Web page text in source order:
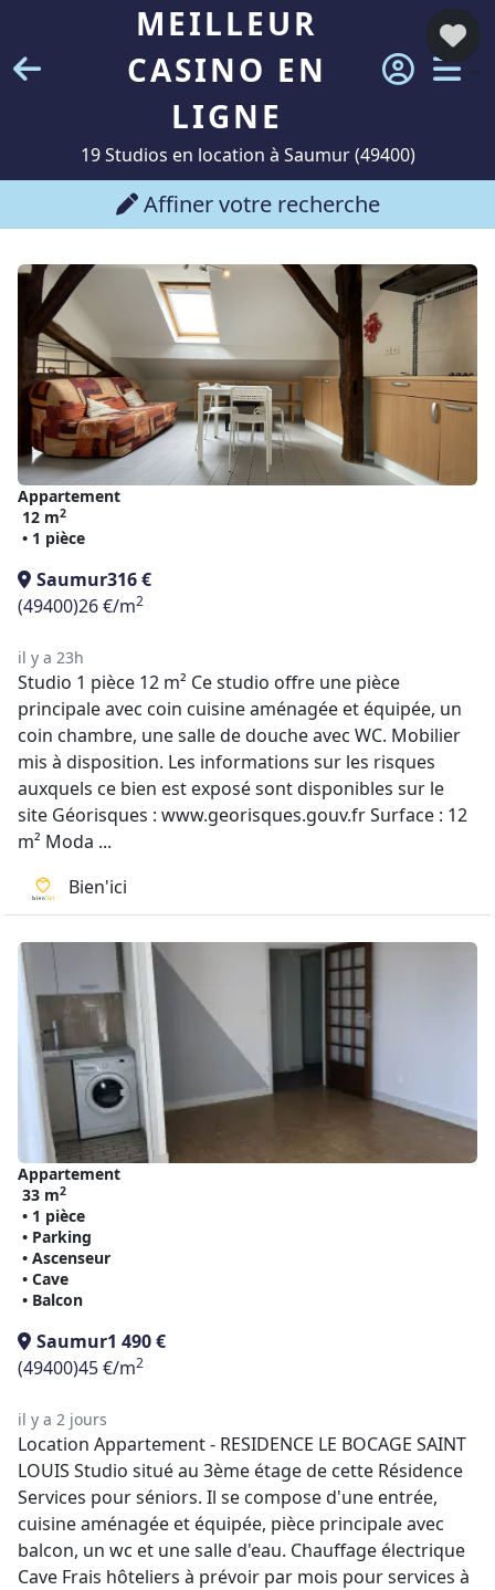
MEILLEUR
CASINO EN
LIGNE
19 Studios en location à Saumur (49400)
Affiner votre recherche
Appartement
12 m2
• 1 pièce
Saumur316 €
(49400)26 €/m2
il y a 23h
Studio 1 pièce 12 m² Ce studio offre une pièce
principale avec coin cuisine aménagée et équipée, un
coin chambre, une salle de douche avec WC. Mobilier
mis à disposition. Les informations sur les risques
auxquels ce bien est exposé sont disponibles sur le
site Géorisques : www.georisques.gouv.fr Surface : 12
m² Moda ...
Bien'ici
Appartement
33 m2
• 1 pièce
• Parking
• Ascenseur
• Cave
• Balcon
Saumur1 490 €
(49400)45 €/m2
il y a 2 jours
Location Appartement - RESIDENCE LE BOCAGE SAINT
LOUIS Studio situé au 3ème étage de cette Résidence
Services pour séniors. Il se compose d'une entrée,
cuisine aménagée et équipée, pièce principale avec
balcon, un wc et une salle d'eau. Chauffage électrique
Cave Frais hôteliers à prévoir par mois pour services à